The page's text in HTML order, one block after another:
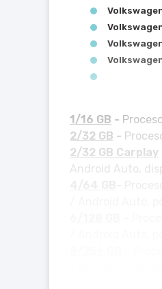
1/16 GB -
2/32 GB -
2/32 GB Carplay
Android Auto,
/ Android Auto,